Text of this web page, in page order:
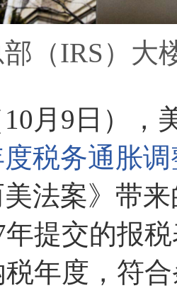
（IRS）大
月9日），
税务通胀
美法案》带
年提交的报
税年度，符